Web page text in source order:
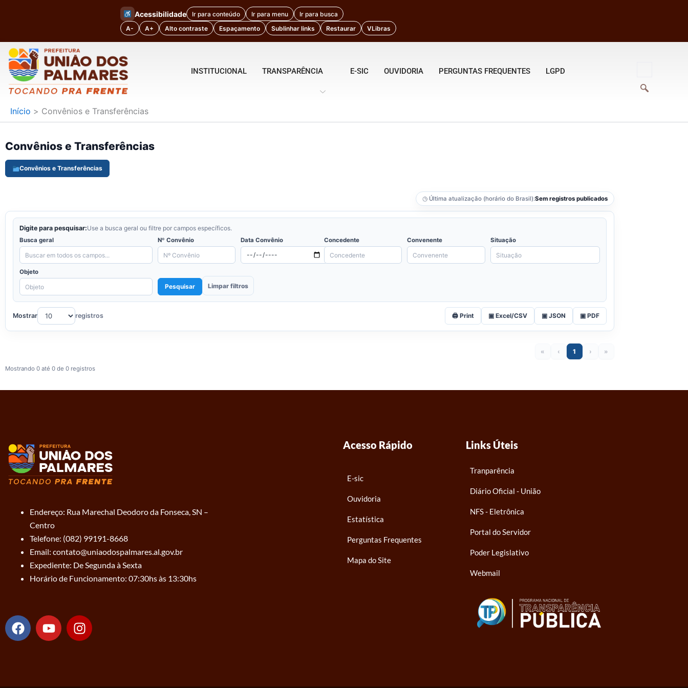
conteúdo
Acessibilidade Ir para conteúdo Ir para menu
Ir para busca
A-
A+ Alto contraste Espaçamento Sublinhar links Restaurar VLibras
INSTITUCIONAL TRANSPARÊNCIA E-SIC OUVIDORIA PERGUNTAS FREQUENTES LGPD
Início Convênios e Transferências
Convênios e Transferências
Convênios e Transferências
◷ Última atualização (horário do Brasil):Sem registros publicados
Digite para pesquisar:Use a busca geral ou filtre por campos específicos.
Busca geral Nº Convênio Data Convênio Concedente Convenente Situação
Objeto
Pesquisar Limpar filtros
Mostrar registros 🖨 Print ▣ Excel/CSV ▣ JSON ▣ PDF
« ‹ 1 › »
Mostrando 0 até 0 de 0 registros
Endereço: Rua Marechal Deodoro da Fonseca, SN –
Centro
Telefone: (082) 99191-8668
Email: contato@uniaodospalmares.al.gov.br
Expediente: De Segunda à Sexta
Horário de Funcionamento: 07:30hs às 13:30hs
F
a
Y
o
I
n
Acesso Rápido
E-sic
Ouvidoria
Estatística
Perguntas Frequentes
Mapa do Site
Links Úteis
Tranparência
Diário Oficial - União
NFS - Eletrônica
Portal do Servidor
Poder Legislativo
Webmail